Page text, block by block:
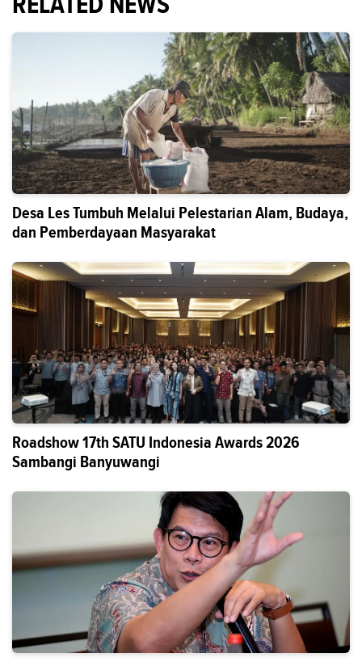
Desa Les Tumbuh Melalui Pelestarian Alam, Budaya,
dan Pemberdayaan Masyarakat
Roadshow 17th SATU Indonesia Awards 2026
Sambangi Banyuwangi